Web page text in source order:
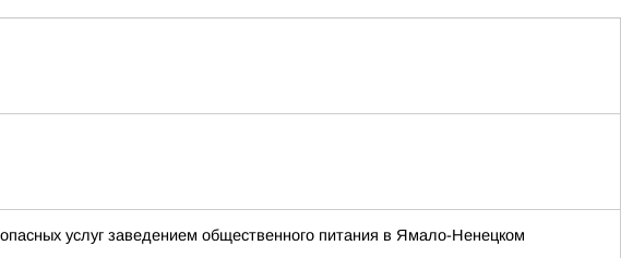
услуг заведением общественного питания в Ямало-Ненецком